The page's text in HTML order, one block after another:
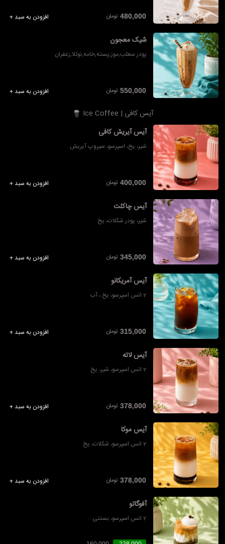
افزودن به سبد + 480,000 تومان
شیک معجون
پودر سعلب,موز,پسته,خامه,نوتلا,زعفران
افزودن به سبد + 550,000 تومان
آیس کافی | Ice Coffee
آیس آیریش کافی
شیر، یخ، اسپرسو، سیروپ آیریش
افزودن به سبد + 400,000 تومان
آیس چاکلت
شیر، پودر شکلات، یخ
افزودن به سبد + 345,000 تومان
آیس آمریکانو
2 انس اسپرسو، یخ ، آب
افزودن به سبد + 315,000 تومان
آیس لاته
2 انس اسپرسو، شیر، یخ
افزودن به سبد + 378,000 تومان
آیس موکا
2 انس اسپرسو، شکلات، یخ
افزودن به سبد + 378,000 تومان
آفوگاتو
2 انس اسپرسو، بستنی